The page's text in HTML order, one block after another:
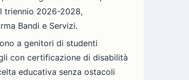
triennio 2026-2028,
Bandi e Servizi.
a genitori di studenti
con certificazione di disabilità
educativa senza ostacoli